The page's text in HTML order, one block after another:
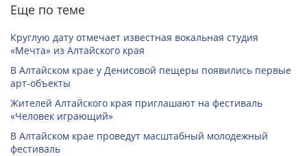
Еще по теме
Круглую дату отмечает известная вокальная студия
«Мечта» из Алтайского края
В Алтайском крае у Денисовой пещеры появились первые
арт-объекты
Жителей Алтайского края приглашают на фестиваль
«Человек играющий»
В Алтайском крае проведут масштабный молодежный
фестиваль